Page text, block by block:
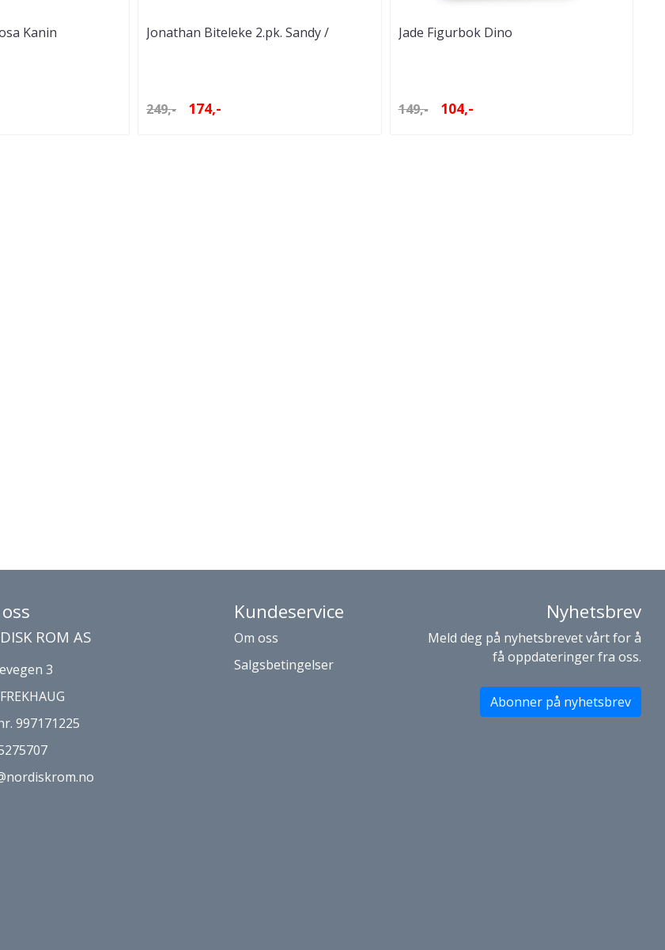
Kanin
Jonathan Biteleke 2.pk. Sandy /
249,- 174,-
Jade Figurbok Dino
149,- 104,-
ROM AS
3
997171225
Kundeservice
Om oss
Salgsbetingelser
Nyhetsbrev
Meld deg på nyhetsbrevet vårt for å
få oppdateringer fra oss.
Abonner på nyhetsbrev